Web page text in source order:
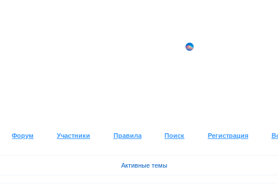
Форум Участники Правила Поиск Регистрация
Активные темы